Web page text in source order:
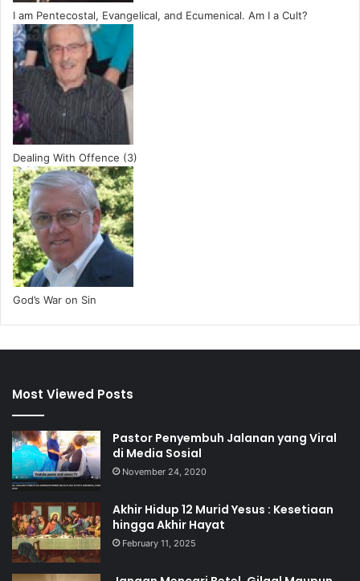
I am Pentecostal, Evangelical, and Ecumenical. Am I a Cult?
Dealing With Offence (3)
God’s War on Sin
Most Viewed Posts
Pastor Penyembuh Jalanan yang Viral
di Media Sosial
November 24, 2020
Akhir Hidup 12 Murid Yesus : Kesetiaan
hingga Akhir Hayat
February 11, 2025